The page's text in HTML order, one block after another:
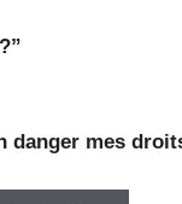
danger mes